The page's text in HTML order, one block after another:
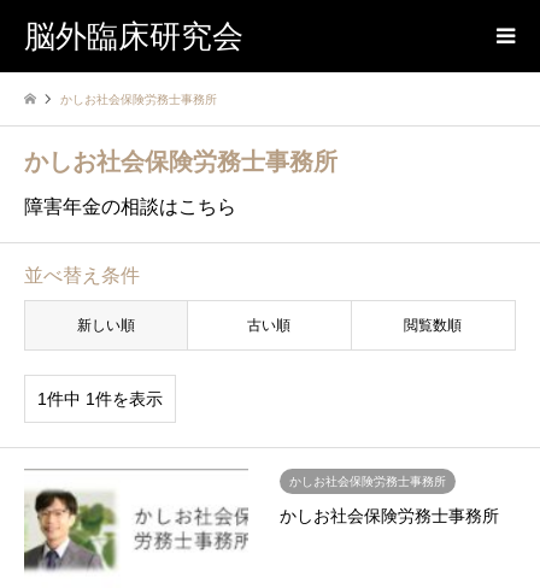
脳外臨床研究会
かしお社会保険労務士事務所
かしお社会保険労務士事務所
障害年金の相談はこちら
並べ替え条件
新しい順 古い順 閲覧数順
1件中 1件を表示
かしお社会保険労務士事務所
かしお社会保険労務士事務所